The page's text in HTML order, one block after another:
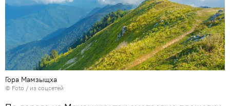
Гора Мамзыщха
© Foto / из соцсетей